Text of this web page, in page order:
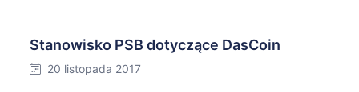
Stanowisko PSB dotyczące DasCoin
20 listopada 2017